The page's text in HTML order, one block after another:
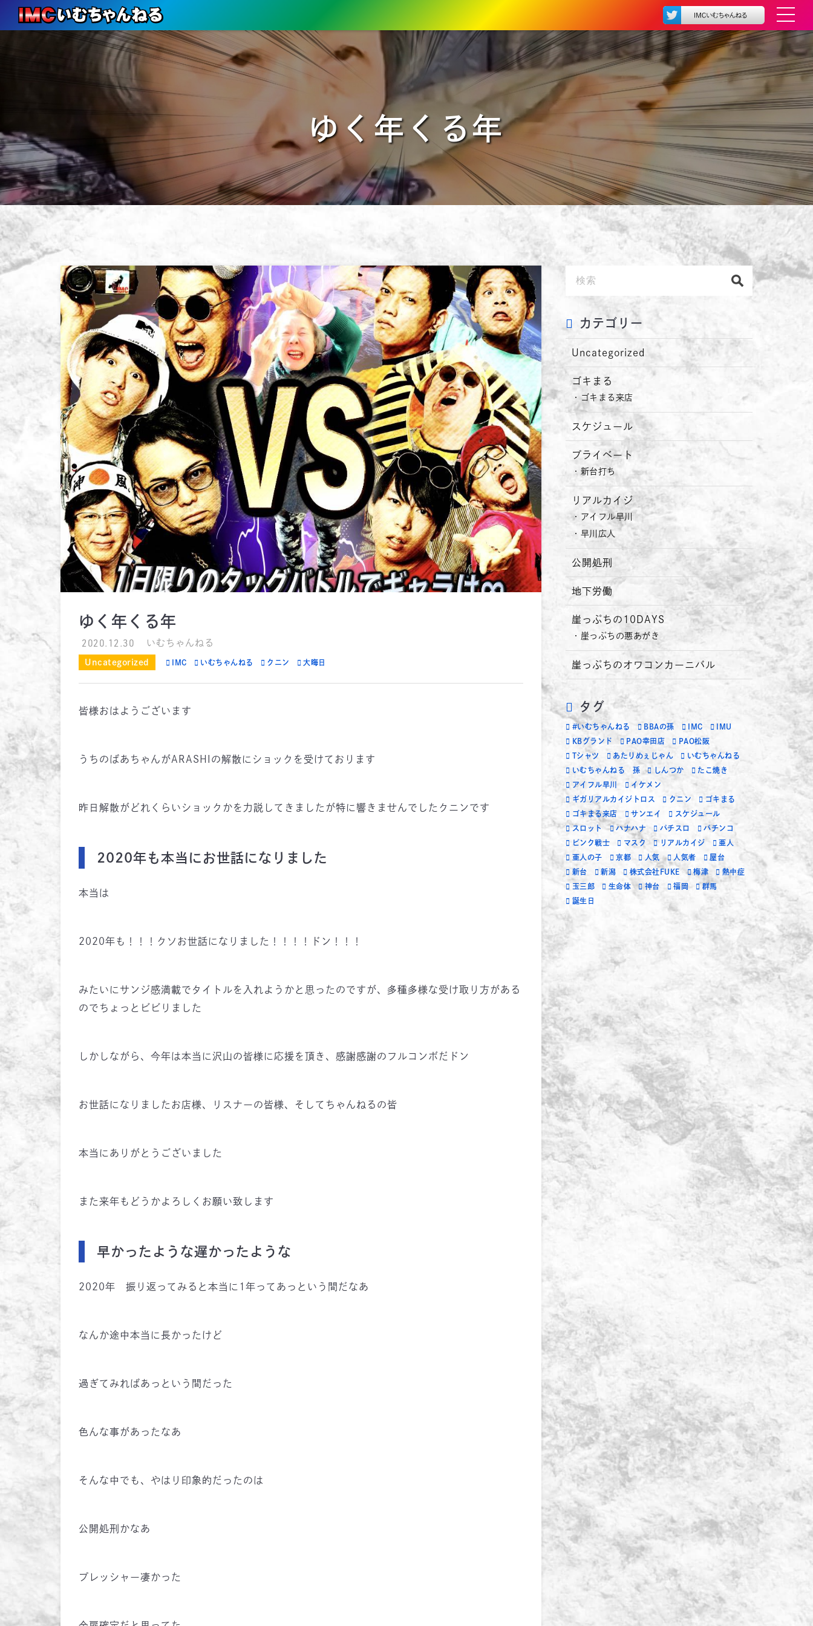
ゆく年くる年
ゆく年くる年
2020.12.30 いむちゃんねる
Uncategorized IMC いむちゃんねる クニン 大晦日
皆様おはようございます
うちのばあちゃんがARASHIの解散にショックを受けております
昨日解散がどれくらいショックかを力説してきましたが特に響きませんでしたクニンです
2020年も本当にお世話になりました
本当は
2020年も！！！クソお世話になりました！！！！ドン！！！
みたいにサンジ感満載でタイトルを入れようかと思ったのですが、多種多様な受け取り方がある
のでちょっとビビりました
しかしながら、今年は本当に沢山の皆様に応援を頂き、感謝感謝のフルコンボだドン
お世話になりましたお店様、リスナーの皆様、そしてちゃんねるの皆
本当にありがとうございました
また来年もどうかよろしくお願い致します
早かったような遅かったような
2020年 振り返ってみると本当に1年ってあっという間だなあ
なんか途中本当に長かったけど
過ぎてみればあっという間だった
色んな事があったなあ
そんな中でも、やはり印象的だったのは
公開処刑かなあ
プレッシャー凄かった
カテゴリー
Uncategorized
ゴキまる
ゴキまる来店
スケジュール
プライベート
新台打ち
リアルカイジ
アイフル早川
早川広人
公開処刑
地下労働
崖っぷちの10DAYS
崖っぷちの悪あがき
崖っぷちのオワコンカーニバル
タグ
#いむちゃんねる BBAの孫 IMC
IMU
KBグランド
PAO幸田店
PAO松阪
Tシャツ
あたりめぇじゃん
いむちゃんねる
いむちゃんねる 孫
しんつか
たこ焼き
アイフル早川
イケメン
ギガリアルカイジトロス
クニン
ゴキまる
ゴキまる来店
サンエイ
スケジュール
スロット
ハナハナ パチスロ
パチンコ
ピンク戦士
マスク リアルカイジ
亜人
亜人の子
京都 人気 人気者
屋台
新台
新潟 株式会社FUKE 梅津
熱中症
玉三郎
生命体 神台 福岡
群馬
誕生日